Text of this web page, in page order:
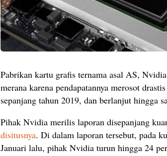
Pabrikan kartu grafis ternama asal AS,
merana karena pendapatannya merosot
sepanjang tahun 2019, dan berlanjut hingga
Pihak Nvidia merilis laporan disepanjang
disitusnya. Di dalam laporan tersebut, pada
Januari lalu, pihak Nvidia turun hingga 24